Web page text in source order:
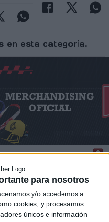
para nosotros
y/o accedemos a
cookies, y procesamos
únicos e información
en esta categoría.